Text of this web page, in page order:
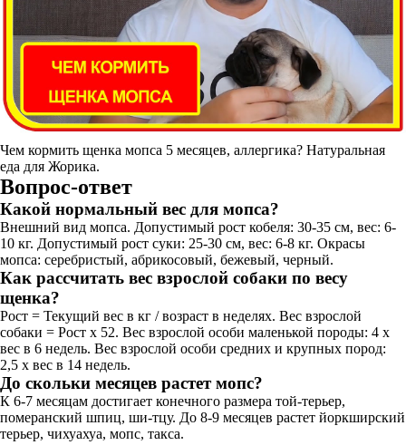
Чем кормить щенка мопса 5 месяцев, аллергика? Натуральная
еда для Жорика.
Вопрос-ответ
Какой нормальный вес для мопса?
Внешний вид мопса. Допустимый рост кобеля: 30-35 см, вес: 6-
10 кг. Допустимый рост суки: 25-30 см, вес: 6-8 кг. Окрасы
мопса: серебристый, абрикосовый, бежевый, черный.
Как рассчитать вес взрослой собаки по весу
щенка?
Рост = Текущий вес в кг / возраст в неделях. Вес взрослой
собаки = Рост x 52. Вес взрослой особи маленькой породы: 4 х
вес в 6 недель. Вес взрослой особи средних и крупных пород:
2,5 х вес в 14 недель.
До скольки месяцев растет мопс?
К 6-7 месяцам достигает конечного размера той-терьер,
померанский шпиц, ши-тцу. До 8-9 месяцев растет йоркширский
терьер, чихуахуа, мопс, такса.